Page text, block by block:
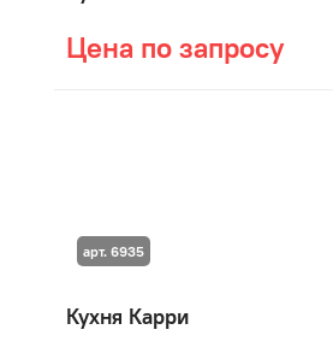
Цена по запросу
Кухня Карри
арт. 6935